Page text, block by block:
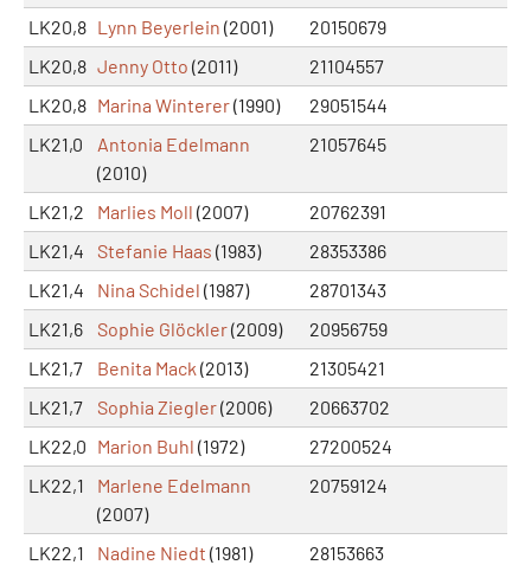
LK20,8 Lynn Beyerlein (2001)
20150679
LK20,8 Jenny Otto (2011)
21104557
LK20,8 Marina Winterer(1990)
29051544
LK21,0
Antonia Edelmann
(2010)
21057645
LK21,2 Marlies Moll (2007)
20762391
LK21,4
Stefanie Haas (1983)
28353386
LK21,4
Nina Schidel (1987)
28701343
LK21,6
Sophie Glöckler(2009)
20956759
LK21,7
Benita Mack (2013)
21305421
LK21,7
Sophia Ziegler(2006)
20663702
LK22,0 Marion Buhl (1972)
27200524
LK22,1
Marlene Edelmann
(2007)
20759124
LK22,1 Nadine Niedt (1981)
28153663